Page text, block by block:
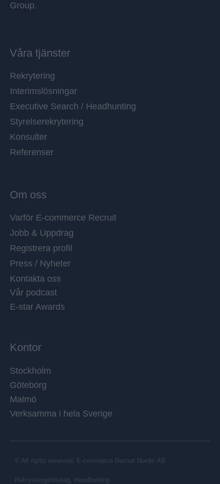
Group.
Våra tjänster
Rekrytering
Interimslösningar
Executive Search / Headhunting
Styrelserekrytering
Konsulter
Referenser
Om oss
Varför E-commerce Recruit
Jobb & Uppdrag
Registrera profil
Press / Nyheter
Kontakta oss
Vår podcast
E-star Awards
Kontor
Stockholm
Göteborg
Malmö
Verksamma i hela Sverige
© All rights reserved, E-commerce Recruit Nordic AB
Rekryteringsföretag, Headhunting